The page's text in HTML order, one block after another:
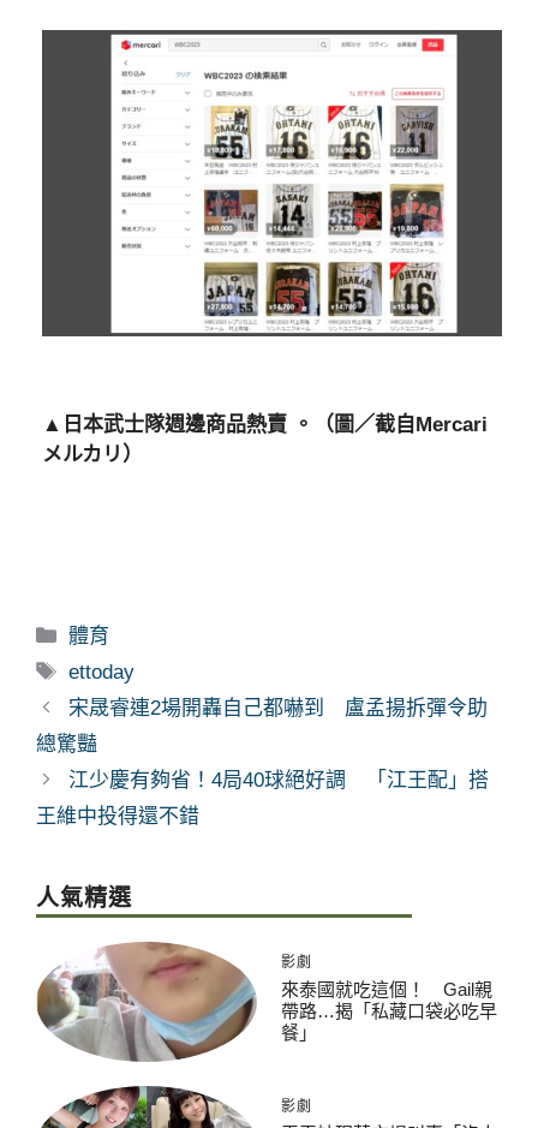
▲日本武士隊週邊商品熱賣 。（圖／截自Mercari
メルカリ）
分
類
體育
標
籤
ettoday
宋晟睿連2場開轟自己都嚇到 盧孟揚拆彈令助
總驚豔
江少慶有夠省！4局40球絕好調 「江王配」搭
王維中投得還不錯
人氣精選
影劇
來泰國就吃這個！ Gail親
帶路…揭「私藏口袋必吃早
餐」
影劇